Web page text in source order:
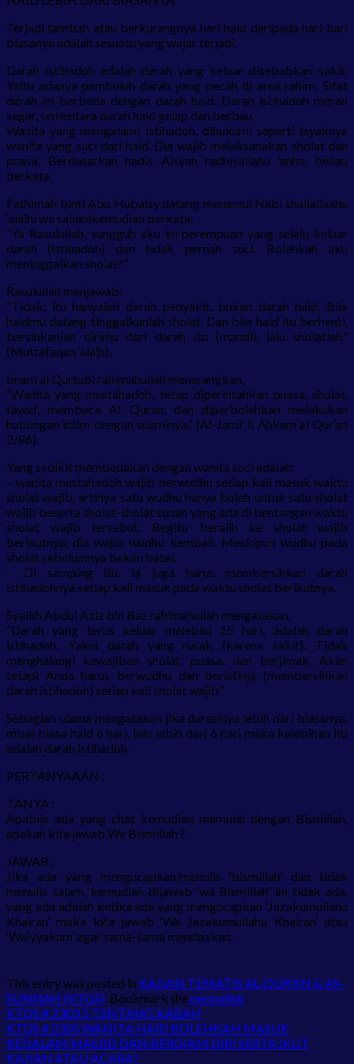
Terjadi tambah atau berkurangnya hari haid daripada hari-hari
biasanya adalah sesuatu yang wajar terjadi.
Darah istihadoh adalah darah yang keluar disebabkan sakit.
Yaitu adanya pembuluh darah yang pecah di area rahim. Sifat
darah ini berbeda dengan darah haid. Darah istihadoh merah
segar, sementara darah haid gelap dan berbau.
Wanita yang mengalami istihadoh, dihukumi seperti layaknya
wanita yang suci dari haid. Dia wajib melaksanakan sholat dan
puasa. Berdasarkan hadis Aisyah radhiyallahu ‘anha, beliau
berkata,
Fathimah binti Abu Hubaisy datang menemui Nabi shallallaahu
‘alaihi wa sallamkemudian berkata:
“Ya Rasulullah, sungguh aku ini perempuan yang selalu keluar
darah (istihadoh) dan tidak pernah suci. Bolehkah aku
meninggalkan sholat?”
Rasulullah menjawab:
“Tidak, itu hanyalah darah penyakit, bukan darah haid. Bila
haidmu datang tinggalkanlah sholat. Dan bila haid itu berhenti,
bersihkanlah dirimu dari darah itu (mandi), lalu sholatlah.”
(Muttafaqun ‘alaih).
Imam al Qurtubi rahimahullah menerangkan,
“Wanita yang mustahadoh, tetap diperintahkan puasa, sholat,
tawaf, membaca Al Quran, dan diperbolehkan melakukan
hubungan intim dengan suaminya.” (Al-Jami’ li Ahkam al Qur’an
2/86).
Yang sedikit membedakan dengan wanita suci adalah:
– wanita mustahadoh wajib berwudhu setiap kali masuk waktu
sholat wajib, artinya satu wudhu hanya boleh untuk satu sholat
wajib beserta sholat-sholat sunah yang ada di bentangan waktu
sholat wajib tersebut. Begitu beralih ke sholat wajib
berikutnya, dia wajib wudhu kembali. Meskipun wudhu pada
sholat sebelumnya belum batal.
– Di samping itu, ia juga harus membersihkan darah
istihadohnya setiap kali masuk pada waktu sholat berikutnya.
Syaikh Abdul Aziz bin Baz rahimahullah mengatakan,
“Darah yang terus keluar melebihi 15 hari, adalah darah
istihadoh. Yakni darah yang rusak (karena sakit). Tidak
menghalangi kewajiban sholat, puasa, dan berjimak. Akan
tetapi Anda harus berwudhu dan beristinja (membersihkan
darah istihadoh) setiap kali sholat wajib.”
Sebagian ulama mengatakan jika durasinya lebih dari biasanya,
misal biasa haid 6 hari, lalu lebih dari 6 hari maka kelebihan itu
adalah darah istihadoh.
PERTANYAAAN :
TANYA :
Apabila ada yang chat kemudian memulai dengan Bismillah,
apakah kita jawab Wa Bismillah ?
JAWAB :
Jika ada yang mengucapkan/menulis ‘bismillah’ dan tidak
menulis salam, kemudian dijawab ‘wa Bismillah’ ini tidak ada,
yang ada adalah ketika ada yang mengucapkan ‘Jazakumullahu
Khairan’ maka kita jawab ‘Wa Jazakumullahu Khairan’ atau
‘Waiyyakum’ agar sama-sama mendoakan.
This entry was posted in KAJIAN TEMATIS AL-QUR’AN & AS-
SUNNAH (KTQS). Bookmark thepermalink.
KTQS # 2303 5 TENTANG KABAH
KTQS # 2305 WANITA HAID BOLEHKAH MASUK
KEDALAM MASJID DAN BERDIAM DIRI SERTA IKUT
KAJIAN ATAU ACARA?